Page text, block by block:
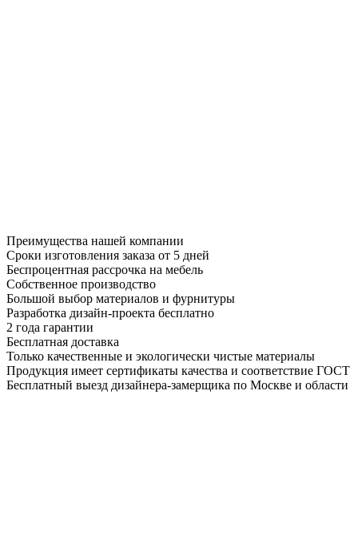
Преимущества нашей компании
Сроки изготовления заказа от 5 дней
Беспроцентная рассрочка на мебель
Собственное производство
Большой выбор материалов и фурнитуры
Разработка дизайн-проекта бесплатно
2 года гарантии
Бесплатная доставка
Только качественные и экологически чистые материалы
Продукция имеет сертификаты качества и соответствие ГОСТ
Бесплатный выезд дизайнера-замерщика по Москве и области